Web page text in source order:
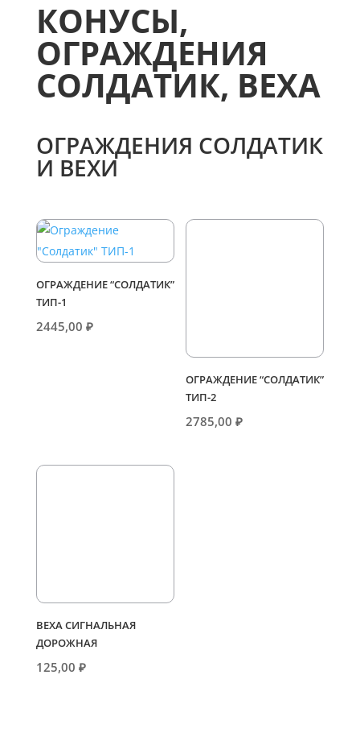
КОНУСЫ,
ОГРАЖДЕНИЯ
СОЛДАТИК, ВЕХА
ОГРАЖДЕНИЯ СОЛДАТИК
И ВЕХИ
ОГРАЖДЕНИЕ “СОЛДАТИК”
ТИП-1
2445,00 ₽
ОГРАЖДЕНИЕ “СОЛДАТИК”
ТИП-2
2785,00₽
ВЕХА СИГНАЛЬНАЯ
ДОРОЖНАЯ
125,00 ₽